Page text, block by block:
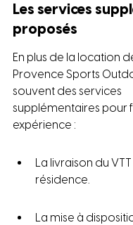
Les services
proposés
En plus de la location
Provence Sports
souvent des services
supplémentaires pour
expérience :
La livraison du
résidence.
La mise à